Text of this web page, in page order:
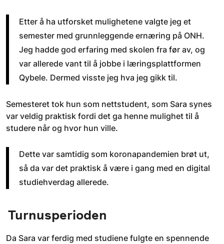
Etter å ha utforsket mulighetene valgte jeg et
semester med grunnleggende ernæring på ONH.
Jeg hadde god erfaring med skolen fra før av, og
var allerede vant til å jobbe i læringsplattformen
Qybele. Dermed visste jeg hva jeg gikk til.
Semesteret tok hun som nettstudent, som Sara synes
var veldig praktisk fordi det ga henne mulighet til å
studere når og hvor hun ville.
Dette var samtidig som koronapandemien brøt ut,
så da var det praktisk å være i gang med en digital
studiehverdag allerede.
Turnusperioden
Da Sara var ferdig med studiene fulgte en spennende